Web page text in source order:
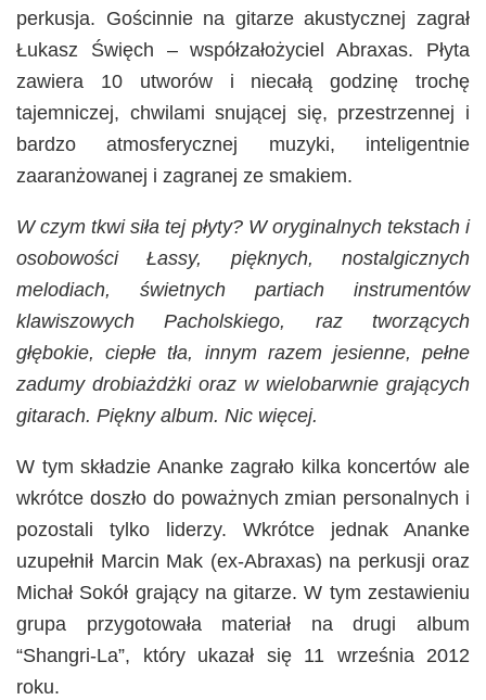
perkusja. Gościnnie na gitarze akustycznej zagrał
Łukasz Święch – współzałożyciel Abraxas. Płyta
zawiera 10 utworów i niecałą godzinę trochę
tajemniczej, chwilami snującej się, przestrzennej i
bardzo atmosferycznej muzyki, inteligentnie
zaaranżowanej i zagranej ze smakiem.
W czym tkwi siła tej płyty? W oryginalnych tekstach i
osobowości Łassy, pięknych, nostalgicznych
melodiach, świetnych partiach instrumentów
klawiszowych Pacholskiego, raz tworzących
głębokie, ciepłe tła, innym razem jesienne, pełne
zadumy drobiażdżki oraz w wielobarwnie grających
gitarach. Piękny album. Nic więcej.
W tym składzie Ananke zagrało kilka koncertów ale
wkrótce doszło do poważnych zmian personalnych i
pozostali tylko liderzy. Wkrótce jednak Ananke
uzupełnił Marcin Mak (ex-Abraxas) na perkusji oraz
Michał Sokół grający na gitarze. W tym zestawieniu
grupa przygotowała materiał na drugi album
“Shangri-La”, który ukazał się 11 września 2012
roku.